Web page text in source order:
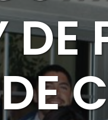
DE
DE